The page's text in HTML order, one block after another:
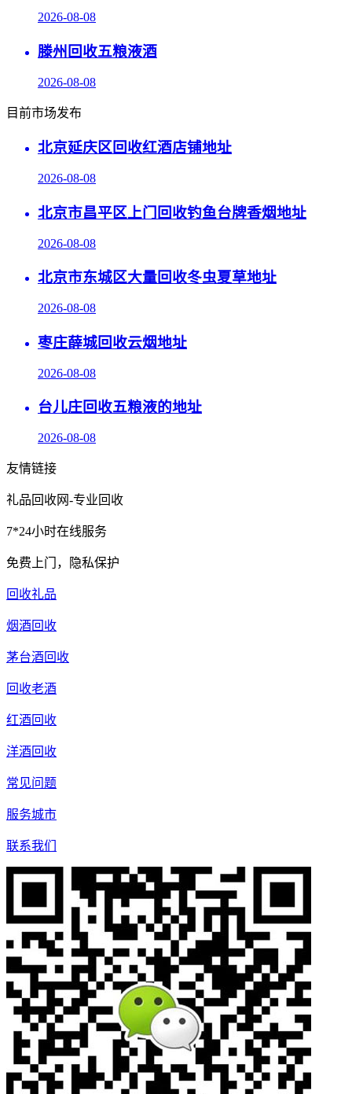
2026-08-08
滕州回收五粮液酒
2026-08-08
目前市场发布
北京延庆区回收红酒店铺地址
2026-08-08
北京市昌平区上门回收钓鱼台牌香烟地址
2026-08-08
北京市东城区大量回收冬虫夏草地址
2026-08-08
枣庄薛城回收云烟地址
2026-08-08
台儿庄回收五粮液的地址
2026-08-08
友情链接
礼品回收网-专业回收
7*24小时在线服务
免费上门，隐私保护
回收礼品
烟酒回收
茅台酒回收
回收老酒
红酒回收
洋酒回收
常见问题
服务城市
联系我们